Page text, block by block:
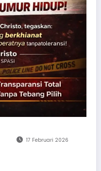
17 Februari 2026